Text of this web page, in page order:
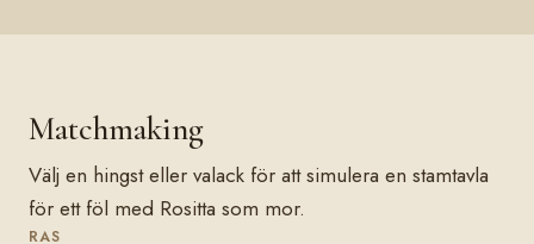
Matchmaking
Välj en hingst eller valack för att simulera en stamtavla
för ett föl med Rositta som mor.
RAS